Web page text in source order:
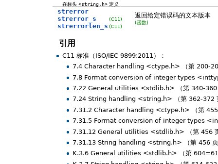
在标头<string.h> 定义
strerror
strerror_s
strerrorlen_s
(C11)
(C11)
返回给定错误码的文本版本
(函数)
引用
C11 标准（ISO/IEC 9899:2011）：
7.4 Character handling <ctype.h> （第 200-
7.8 Format conversion of integer types
7.22 General utilities <stdlib.h> （第 340-360
7.24 String handling <string.h> （第 362-372
7.31.2 Character handling <ctype.h> （第 455
7.31.5 Format conversion of integer types
7.31.12 General utilities <stdlib.h> （第 456
7.31.13 String handling <string.h> （第 456
K.3.6 General utilities <stdlib.h> （第